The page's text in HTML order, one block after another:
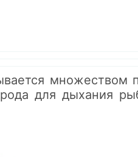
множеством
для дыхания